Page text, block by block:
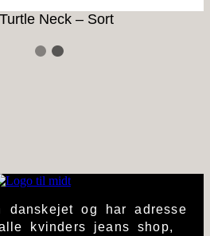
Neck – Sort
danskejet og har adresse
kvinders jeans shop,